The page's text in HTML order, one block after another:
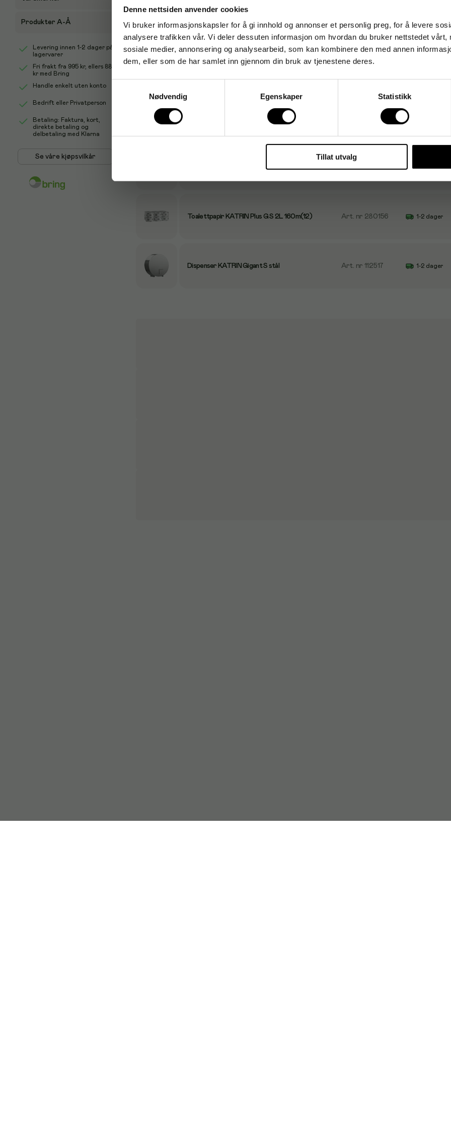
Denne nettsiden anvender cookies
Vi bruker informasjonskapsler for å gi innhold og annonser et personlig preg, for å levere
analysere trafikken vår. Vi deler dessuten informasjon om hvordan du bruker nettstedet vårt,
sosiale medier, annonsering og analysearbeid, som kan kombinere den med annen
dem, eller som de har samlet inn gjennom din bruk av tjenestene deres.
Nødvendig
Egenskaper Statistikk
Tillat utvalg
Produkter A-Å
Levering innen 1-2 dager på
lagervarer
Fri frakt fra 995 kr, ellers 88
kr med Bring
Handle enkelt uten konto
Bedrift eller Privatperson
Betaling: Faktura, kort,
direkte betaling og
delbetaling med Klarna
Se våre kjøpsvilkår
Dispenser KATRIN Gigant S metall hvit 112522
Toalettpapir KATRIN Gigant S 2L 200m Art. nr231011 1-2 dager
Toalettpapir KATRIN Plus G S 2L 160m(12) Art. nr 280156 1-2 dager
Dispenser KATRIN Gigant S stål Art. nr 112517 1-2 dager